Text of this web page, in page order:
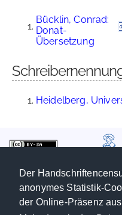
Der
anonymes Statistik-
der Online-Präsenz
Bücklin, Conrad:
Donat-
Übersetzung
Heidelberg,